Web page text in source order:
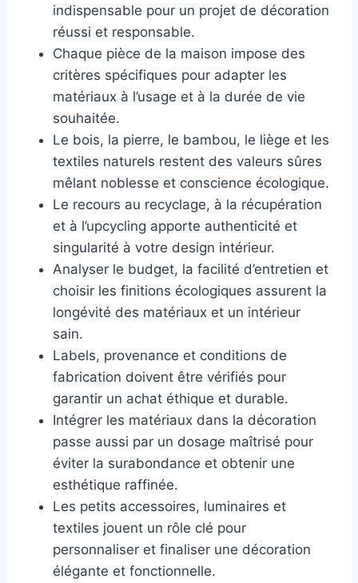
indispensable pour un projet de décoration
réussi et responsable.
Chaque pièce de la maison impose des
critères spécifiques pour adapter les
matériaux à l’usage et à la durée de vie
souhaitée.
Le bois, la pierre, le bambou, le liège et les
textiles naturels restent des valeurs sûres
mêlant noblesse et conscience écologique.
Le recours au recyclage, à la récupération
et à l’upcycling apporte authenticité et
singularité à votre design intérieur.
Analyser le budget, la facilité d’entretien et
choisir les finitions écologiques assurent la
longévité des matériaux et un intérieur
sain.
Labels, provenance et conditions de
fabrication doivent être vérifiés pour
garantir un achat éthique et durable.
Intégrer les matériaux dans la décoration
passe aussi par un dosage maîtrisé pour
éviter la surabondance et obtenir une
esthétique raffinée.
Les petits accessoires, luminaires et
textiles jouent un rôle clé pour
personnaliser et finaliser une décoration
élégante et fonctionnelle.